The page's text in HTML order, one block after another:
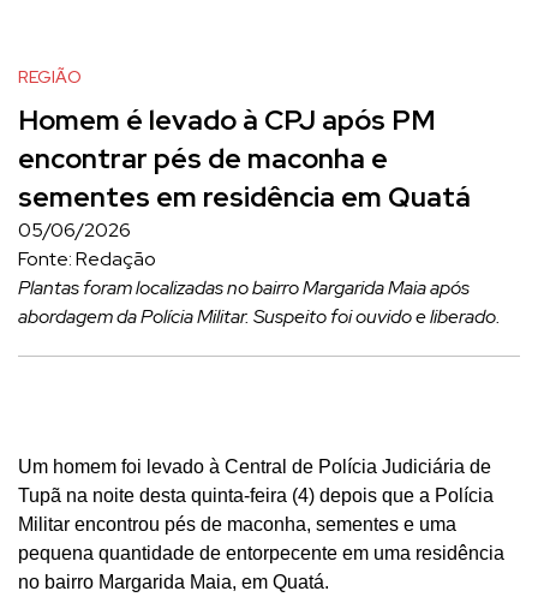
REGIÃO
Homem é levado à CPJ após PM
encontrar pés de maconha e
sementes em residência em Quatá
05/06/2026
Fonte: Redação
Plantas foram localizadas no bairro Margarida Maia após
abordagem da Polícia Militar. Suspeito foi ouvido e liberado.
Um homem foi levado à Central de Polícia Judiciária de
Tupã na noite desta quinta-feira (4) depois que a Polícia
Militar encontrou pés de maconha, sementes e uma
pequena quantidade de entorpecente em uma residência
no bairro Margarida Maia, em Quatá.